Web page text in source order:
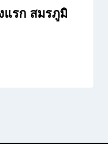
แรก สมรภูมิ